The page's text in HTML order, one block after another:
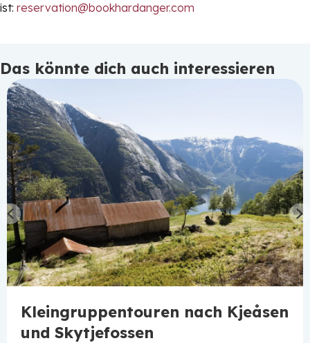
ist: reservation@bookhardanger.com
Das könnte dich auch interessieren
Kleingruppentouren nach Kjeåsen
und Skytjefossen
Previous